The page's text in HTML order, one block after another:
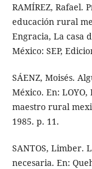
RAMÍREZ, Rafael.
educación rural
Engracia, La casa
México: SEP,
SÁENZ, Moisés.
México. En:
maestro rural
1985. p. 11.
SANTOS, Limber.
necesaria. En: